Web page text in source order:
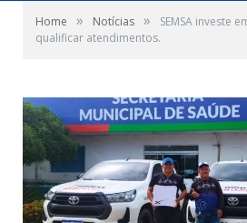
Home » Notícias »
SEMSA investe
qualificar atendimentos.